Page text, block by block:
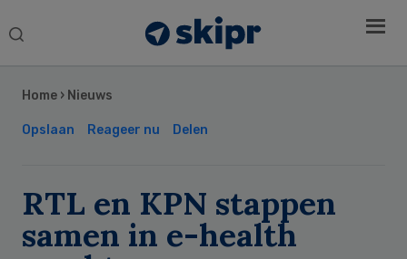
Search
Home › Nieuws
Opslaan Reageer nu Delen
RTL en KPN stappen
samen in e-health
Sidebar